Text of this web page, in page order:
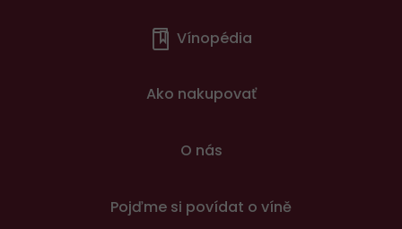
Vínopédia
Ako nakupovať
O nás
Pojďme si povídat o víně